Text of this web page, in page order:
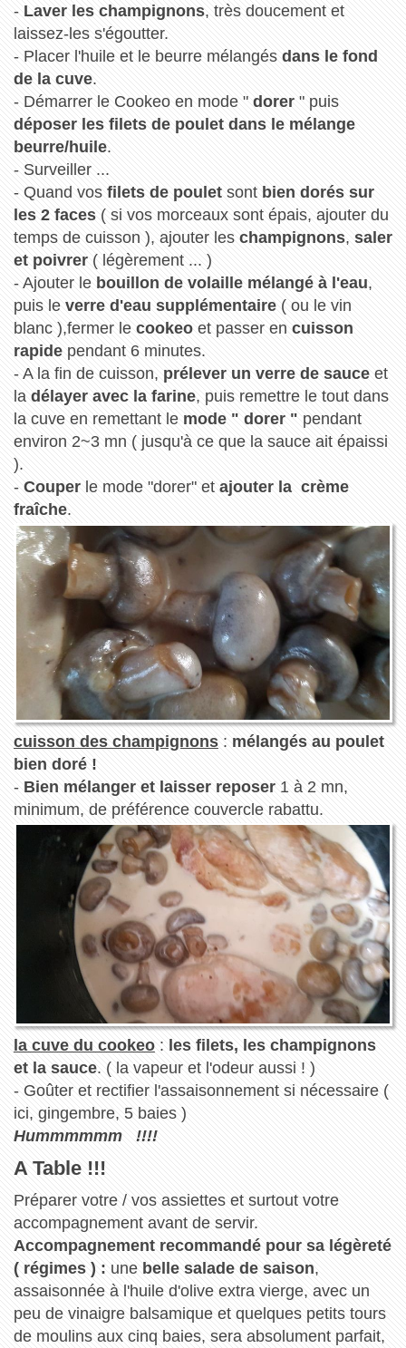
- Laver les champignons, très doucement et
laissez-les s'égoutter.
- Placer l'huile et le beurre mélangés dans le fond
de la cuve.
- Démarrer le Cookeo en mode " dorer" puis
déposer les filets de poulet dans le mélange
beurre/huile.
- Surveiller ...
- Quand vos filets de pouletsont bien dorés sur
les 2 faces( si vos morceaux sont épais, ajouter du
temps de cuisson ), ajouter les champignons, saler
et poivrer( légèrement ... )
- Ajouter le bouillon de volaille mélangé à l'eau,
puis le verre d'eau supplémentaire( ou le vin
blanc ),fermer le cookeoet passer en cuisson
rapidependant 6 minutes.
- A la fin de cuisson, prélever un verre de sauceet
la délayer avec la farine, puis remettre le tout dans
la cuve en remettant le mode " dorer " pendant
environ 2~3 mn ( jusqu'à ce que la sauce ait épaissi
).
- Couperle mode "dorer" et ajouter la crème
fraîche.
cuisson des champignons: mélangés au poulet
bien doré !
- Bien mélanger et laisser reposer1 à 2 mn,
minimum, de préférence couvercle rabattu.
la cuve du cookeo: les filets, les champignons
et la sauce. ( la vapeur et l'odeur aussi ! )
- Goûter et rectifier l'assaisonnement si nécessaire (
ici, gingembre, 5 baies )
Hummmmmm !!!!
A Table !!!
Préparer votre / vos assiettes et surtout votre
accompagnement avant de servir.
Accompagnement recommandé pour sa légèreté
( régimes ) : une belle salade de saison,
assaisonnée à l'huile d'olive extra vierge, avec un
peu de vinaigre balsamique et quelques petits tours
de moulins aux cinq baies, sera absolument parfait,